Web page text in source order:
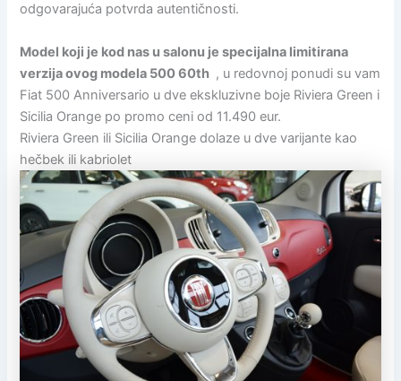
odgovarajuća potvrda autentičnosti.
Model koji je kod nas u salonu je specijalna limitirana
verzija ovog modela 500 60th , u redovnoj ponudi su vam
Fiat 500 Anniversario u dve ekskluzivne boje Riviera Green i
Sicilia Orange po promo ceni od 11.490 eur.
Riviera Green ili Sicilia Orange dolaze u dve varijante kao
hečbek ili kabriolet